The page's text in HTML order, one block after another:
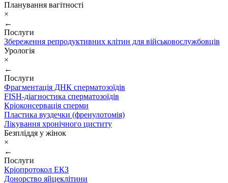
Планування вагітності
×
←
Послуги
Збереження репродуктивних клітин для військовослужбовців
Урологія
×
←
Послуги
Фрагментація ДНК сперматозоїдів
FISH-діагностика сперматозоїдів
Кріоконсервація сперми
Пластика вуздечки (френулотомія)
Лікування хронічного циститу
Безпліддя у жінок
×
←
Послуги
Кріопротокол ЕКЗ
Донорство яйцеклітини